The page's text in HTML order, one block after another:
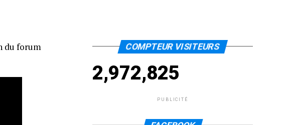
du forum
COMPTEUR VISITEURS
2,972,825
PUBLICITÉ